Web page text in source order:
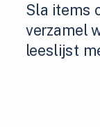
Sla items
verzamel
leeslijst